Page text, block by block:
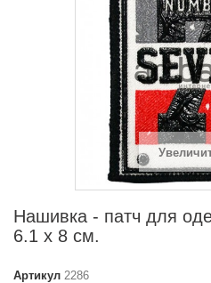
Нашивка - патч для
6.1 x 8 см.
Артикул 2286